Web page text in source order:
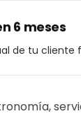
6 meses
de tu cliente